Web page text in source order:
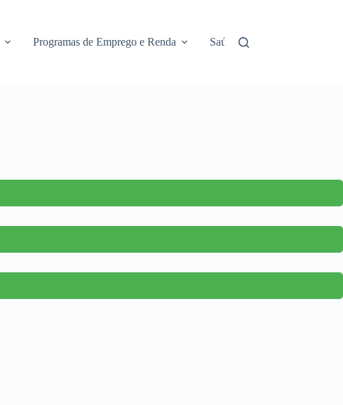
Programas de Emprego e Renda Saúde e Assistência